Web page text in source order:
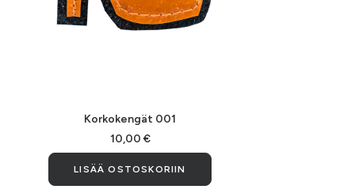
LISÄÄ OSTOSKORIIN
Korkokengät 001
10,00 €
LISÄÄ OSTOSKORIIN